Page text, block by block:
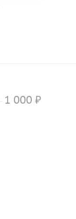
1 000 ₽